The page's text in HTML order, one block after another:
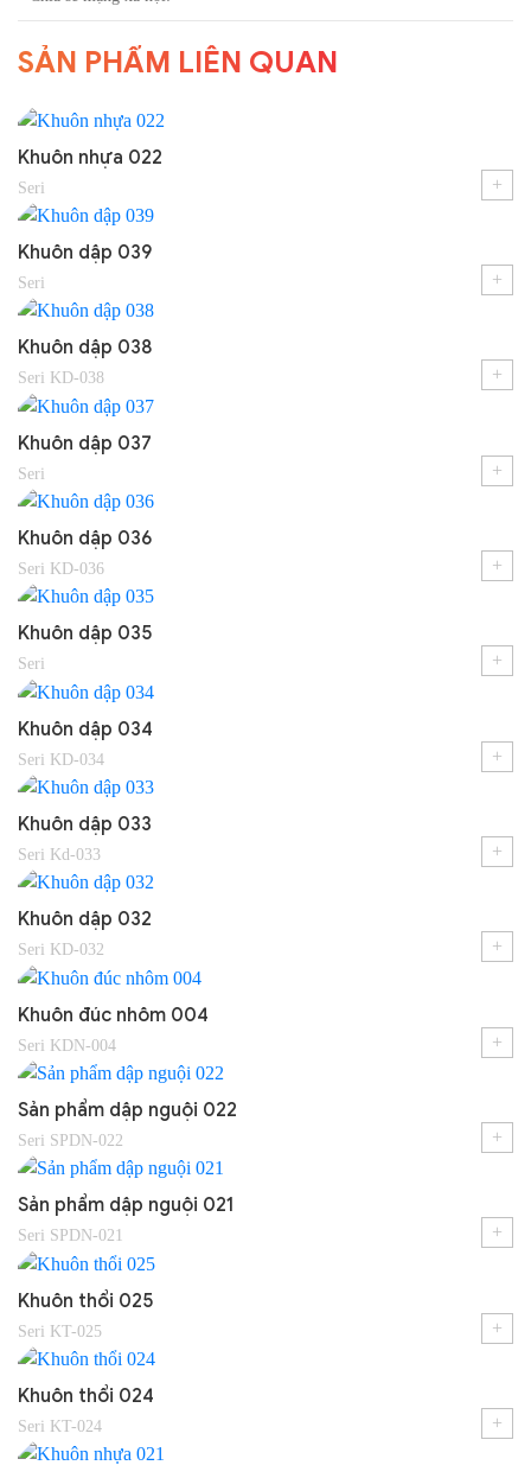
SẢN PHẨM LIÊN QUAN
Khuôn nhựa 022
Seri +
Khuôn dập 039
Seri +
Khuôn dập 038
Seri KD-038 +
Khuôn dập 037
Seri +
Khuôn dập 036
Seri KD-036 +
Khuôn dập 035
Seri +
Khuôn dập 034
Seri KD-034 +
Khuôn dập 033
Seri Kd-033 +
Khuôn dập 032
Seri KD-032 +
Khuôn đúc nhôm 004
Seri KDN-004 +
Sản phẩm dập nguội 022
Seri SPDN-022 +
Sản phẩm dập nguội 021
Seri SPDN-021 +
Khuôn thổi 025
Seri KT-025 +
Khuôn thổi 024
Seri KT-024 +